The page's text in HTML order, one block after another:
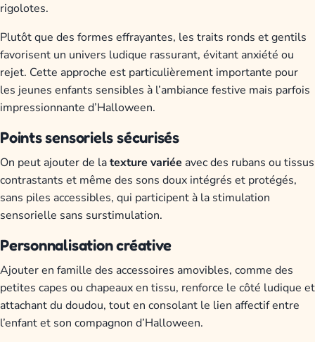
rigolotes.
Plutôt que des formes effrayantes, les traits ronds et gentils
favorisent un univers ludique rassurant, évitant anxiété ou
rejet. Cette approche est particulièrement importante pour
les jeunes enfants sensibles à l’ambiance festive mais parfois
impressionnante d’Halloween.
Points sensoriels sécurisés
On peut ajouter de latexture variée avec des rubans ou tissus
contrastants et même des sons doux intégrés et protégés,
sans piles accessibles, qui participent à la stimulation
sensorielle sans surstimulation.
Personnalisation créative
Ajouter en famille des accessoires amovibles, comme des
petites capes ou chapeaux en tissu, renforce le côté ludique et
attachant du doudou, tout en consolant le lien affectif entre
l’enfant et son compagnon d’Halloween.